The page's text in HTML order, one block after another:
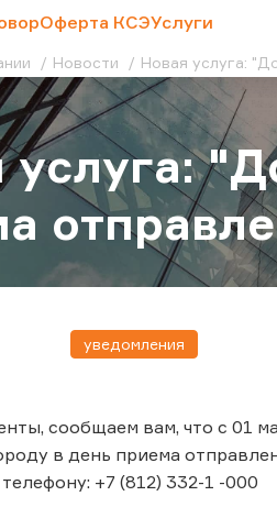
Оферта КСЭУслуги
Новости Новая услуга:
услуга:
уведомления
сообщаем вам, что с 01
в день приема
+7 (812) 332-1 -000